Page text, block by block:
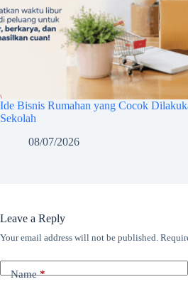
Ide Bisnis Rumahan yang Cocok
Sekolah
08/07/2026
Leave a Reply
Your email address will not be published.
Name*